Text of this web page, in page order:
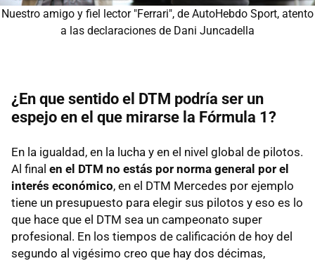
Nuestro amigo y fiel lector "Ferrari", de AutoHebdo Sport, atento
a las declaraciones de Dani Juncadella
¿En que sentido el DTM podría ser un
espejo en el que mirarse la Fórmula 1?
En la igualdad, en la lucha y en el nivel global de pilotos.
Al final en el DTM no estás por norma general por el
interés económico, en el DTM Mercedes por ejemplo
tiene un presupuesto para elegir sus pilotos y eso es lo
que hace que el DTM sea un campeonato super
profesional. En los tiempos de calificación de hoy del
segundo al vigésimo creo que hay dos décimas,